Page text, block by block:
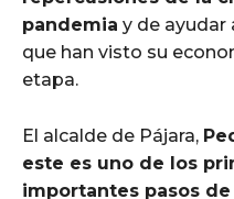
pandemia y de ayudar
que han visto su
etapa.
El alcalde de Pájara,
este es uno de los
importantes pasos